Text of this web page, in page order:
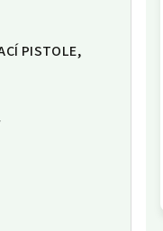
PISTOLE,